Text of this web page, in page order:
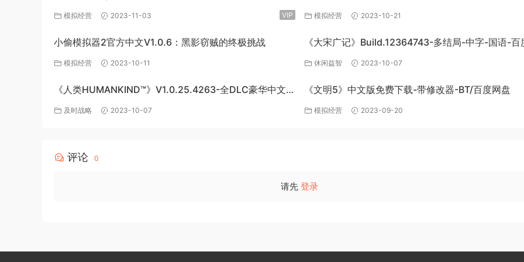
源 模拟经营 2023-11-03 VIP
DLC-官方中文-免费下载
模拟经营 2023-10-21
小偷模拟器2官方中文V1.0.6：黑影窃贼的终极挑战
模拟经营 2023-10-11
《大宋广记》Build.12364743-多结局-中字-国语-百
盘下载
休闲益智 2023-10-07
《人类HUMANKIND™》V1.0.25.4263-全DLC豪华中文
版-百度网盘免费下载
及时战略 2023-10-07
《文明5》中文版免费下载-带修改器-BT/百度网盘
模拟经营 2023-09-20
评论 0
请先 登录